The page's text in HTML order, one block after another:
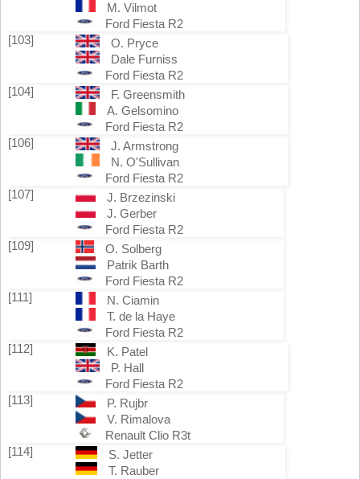
M. Vilmot
Ford Fiesta R2
[103]
O. Pryce
Dale Furniss
Ford Fiesta R2
[104]
F. Greensmith
A. Gelsomino
Ford Fiesta R2
[106]
J. Armstrong
N. O'Sullivan
Ford Fiesta R2
[107]
J. Brzezinski
J. Gerber
Ford Fiesta R2
[109]
O. Solberg
Patrik Barth
Ford Fiesta R2
[111]
N. Ciamin
T. de la Haye
Ford Fiesta R2
[112]
K. Patel
P. Hall
Ford Fiesta R2
[113]
P. Rujbr
V. Rimalova
Renault Clio R3t
[114]
S. Jetter
T. Rauber